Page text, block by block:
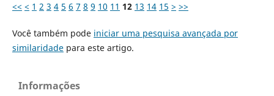
<< < 1 2 3 4 5 6 7 8 9 10 11 12 13 14 15 > >>
Você também pode iniciar uma pesquisa avançada por
similaridadepara este artigo.
Informações